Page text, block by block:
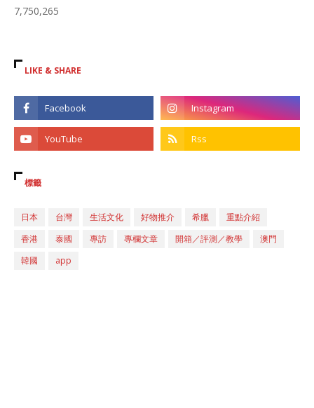
7,750,265
LIKE & SHARE
標籤
日本 台灣 生活文化 好物推介 希臘
重點介紹
香港
泰國 專訪 專欄文章 開箱／評測／教學
澳門
韓國
app